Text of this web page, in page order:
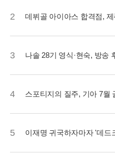
2 데뷔골 아이아스 합격점,
3 나솔 28기 영식·현숙, 방송
4 스포티지의 질주, 기아 7월
5 이재명 귀국하자마자 '데드